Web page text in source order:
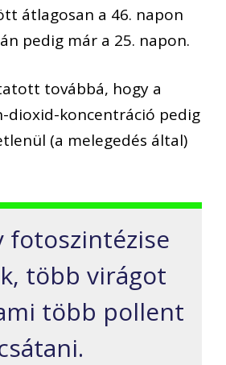
átlagosan a 46. napon
pedig már a 25. napon.
továbbá, hogy a
dioxid-koncentráció pedig
(a melegedés által)
fotoszintézise
több virágot
több pollent